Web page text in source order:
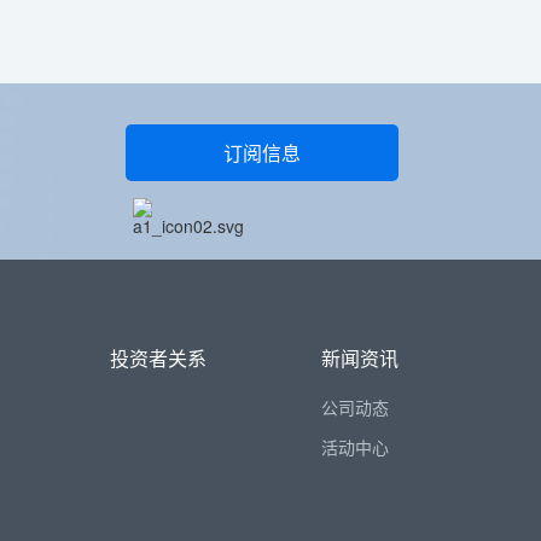
订阅信息
投资者关系 新闻资讯
公司动态
活动中心